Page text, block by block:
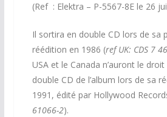
(Ref : Elektra ‎– P-5567-8E le 26
Il sortira en double CD lors de sa
réédition en 1986 (ref UK: CDS 7
USA et le Canada n’auront le
double CD de l’album lors de sa
1991, édité par Hollywood
61066-2).